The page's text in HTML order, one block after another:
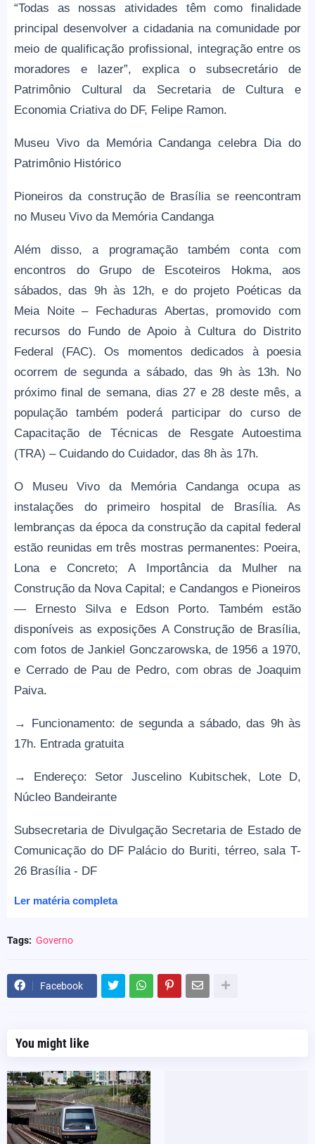
“Todas as nossas atividades têm como finalidade
principal desenvolver a cidadania na comunidade por
meio de qualificação profissional, integração entre os
moradores e lazer”, explica o subsecretário de
Patrimônio Cultural da Secretaria de Cultura e
Economia Criativa do DF, Felipe Ramon.
Museu Vivo da Memória Candanga celebra Dia do
Patrimônio Histórico
Pioneiros da construção de Brasília se reencontram
no Museu Vivo da Memória Candanga
Além disso, a programação também conta com
encontros do Grupo de Escoteiros Hokma, aos
sábados, das 9h às 12h, e do projeto Poéticas da
Meia Noite – Fechaduras Abertas, promovido com
recursos do Fundo de Apoio à Cultura do Distrito
Federal (FAC). Os momentos dedicados à poesia
ocorrem de segunda a sábado, das 9h às 13h. No
próximo final de semana, dias 27 e 28 deste mês, a
população também poderá participar do curso de
Capacitação de Técnicas de Resgate Autoestima
(TRA) – Cuidando do Cuidador, das 8h às 17h.
O Museu Vivo da Memória Candanga ocupa as
instalações do primeiro hospital de Brasília. As
lembranças da época da construção da capital federal
estão reunidas em três mostras permanentes: Poeira,
Lona e Concreto; A Importância da Mulher na
Construção da Nova Capital; e Candangos e Pioneiros
— Ernesto Silva e Edson Porto. Também estão
disponíveis as exposições A Construção de Brasília,
com fotos de Jankiel Gonczarowska, de 1956 a 1970,
e Cerrado de Pau de Pedro, com obras de Joaquim
Paiva.
→ Funcionamento: de segunda a sábado, das 9h às
17h. Entrada gratuita
→ Endereço: Setor Juscelino Kubitschek, Lote D,
Núcleo Bandeirante
Subsecretaria de Divulgação Secretaria de Estado de
Comunicação do DF Palácio do Buriti, térreo, sala T-
26 Brasília - DF
Ler matéria completa
Tags: Governo
Facebook
You might like